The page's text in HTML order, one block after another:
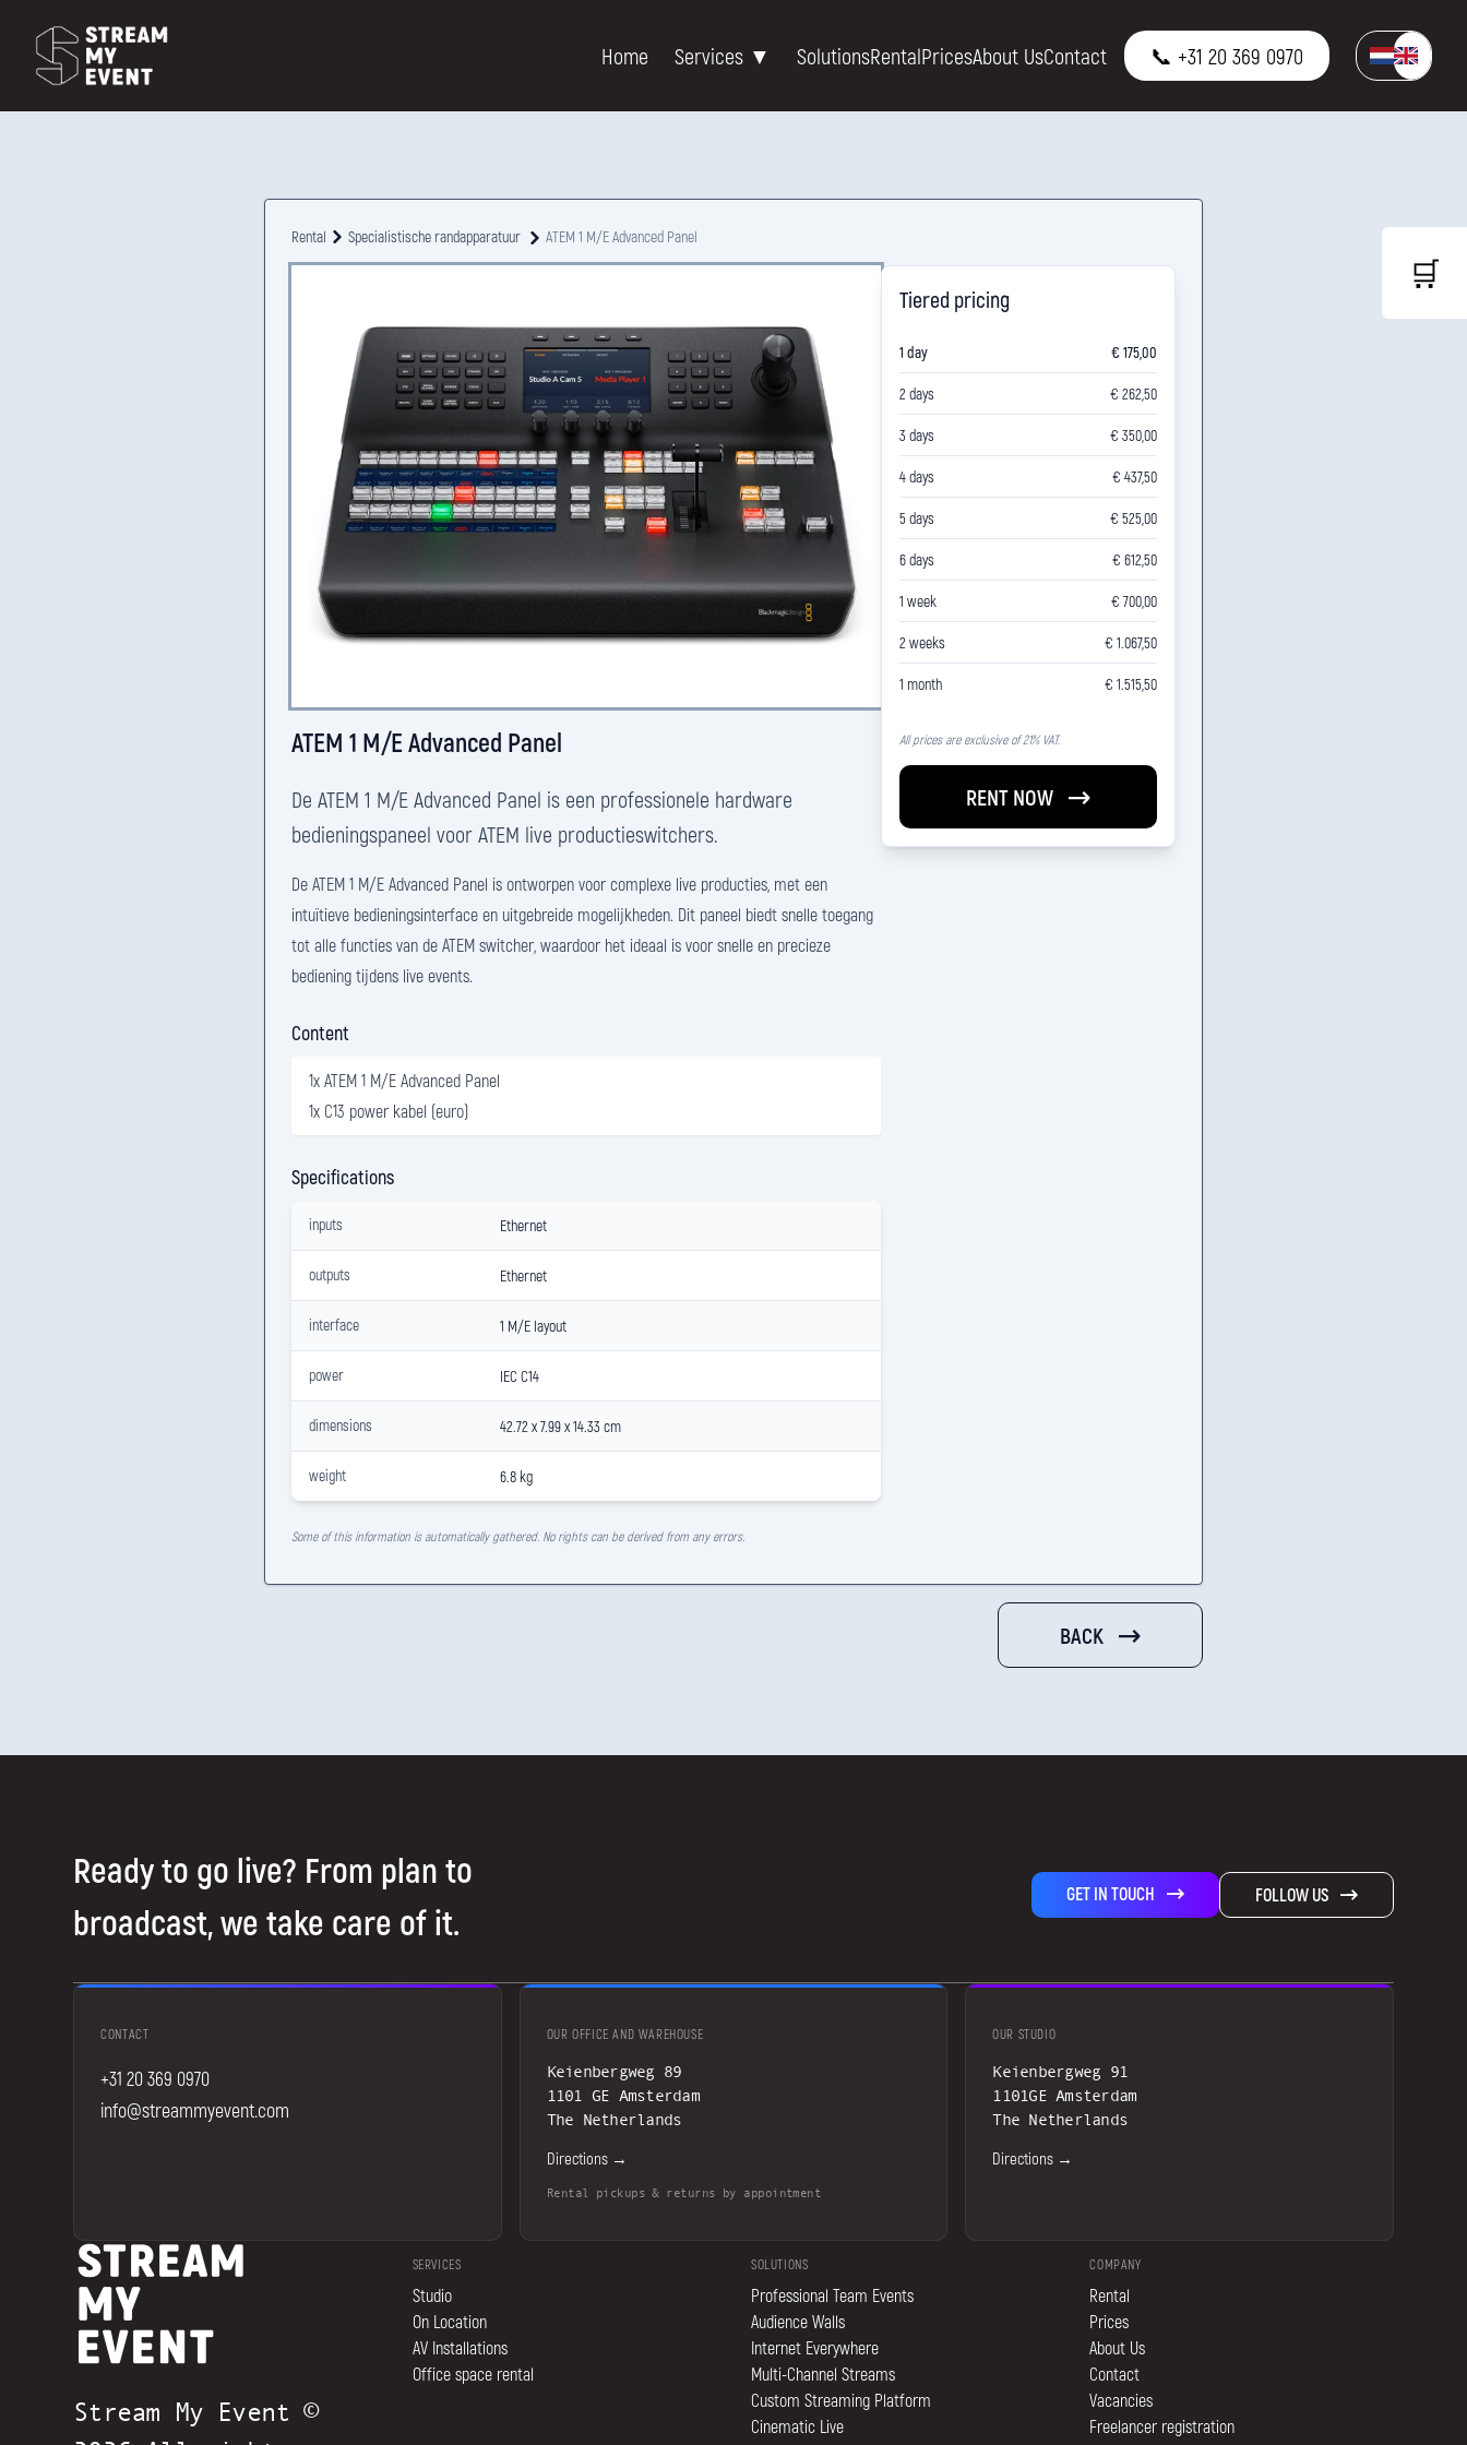
Home Services ▼ SolutionsRentalPricesAbout UsContact 📞 +31 20 369 0970
Rental Specialistische randapparatuur ATEM 1 M/E Advanced Panel
ATEM 1 M/E Advanced Panel
De ATEM 1 M/E Advanced Panel is een professionele hardware
bedieningspaneel voor ATEM live productieswitchers.
De ATEM 1 M/E Advanced Panel is ontworpen voor complexe live producties, met een
intuïtieve bedieningsinterface en uitgebreide mogelijkheden. Dit paneel biedt snelle toegang
tot alle functies van de ATEM switcher, waardoor het ideaal is voor snelle en precieze
bediening tijdens live events.
Content
1x ATEM 1 M/E Advanced Panel
1x C13 power kabel (euro)
Specifications
inputs Ethernet
outputs Ethernet
interface 1 M/E layout
power IEC C14
dimensions 42.72 x 7.99 x 14.33 cm
weight 6.8 kg
Some of this information is automatically gathered. No rights can be derived from any errors.
Tiered pricing
1 day € 175,00
2 days € 262,50
3 days € 350,00
4 days € 437,50
5 days € 525,00
6 days € 612,50
1 week € 700,00
2 weeks € 1.067,50
1 month € 1.515,50
All prices are exclusive of 21% VAT.
RENT NOW
BACK
🛒
Ready to go live? From plan to
broadcast, we take care of it.
GET IN TOUCH FOLLOW US
CONTACT
+31 20 369 0970
info@streammyevent.com
OUR OFFICE AND WAREHOUSE
Keienbergweg 89
1101 GE Amsterdam
The Netherlands
Directions →
Rental pickups & returns by appointment
OUR STUDIO
Keienbergweg 91
1101GE Amsterdam
The Netherlands
Directions →
Stream My Event ©
SERVICES
Studio
On Location
AV Installations
Office space rental
SOLUTIONS
Professional Team Events
Audience Walls
Internet Everywhere
Multi-Channel Streams
Custom Streaming Platform
Cinematic Live
COMPANY
Rental
Prices
About Us
Contact
Vacancies
Freelancer registration